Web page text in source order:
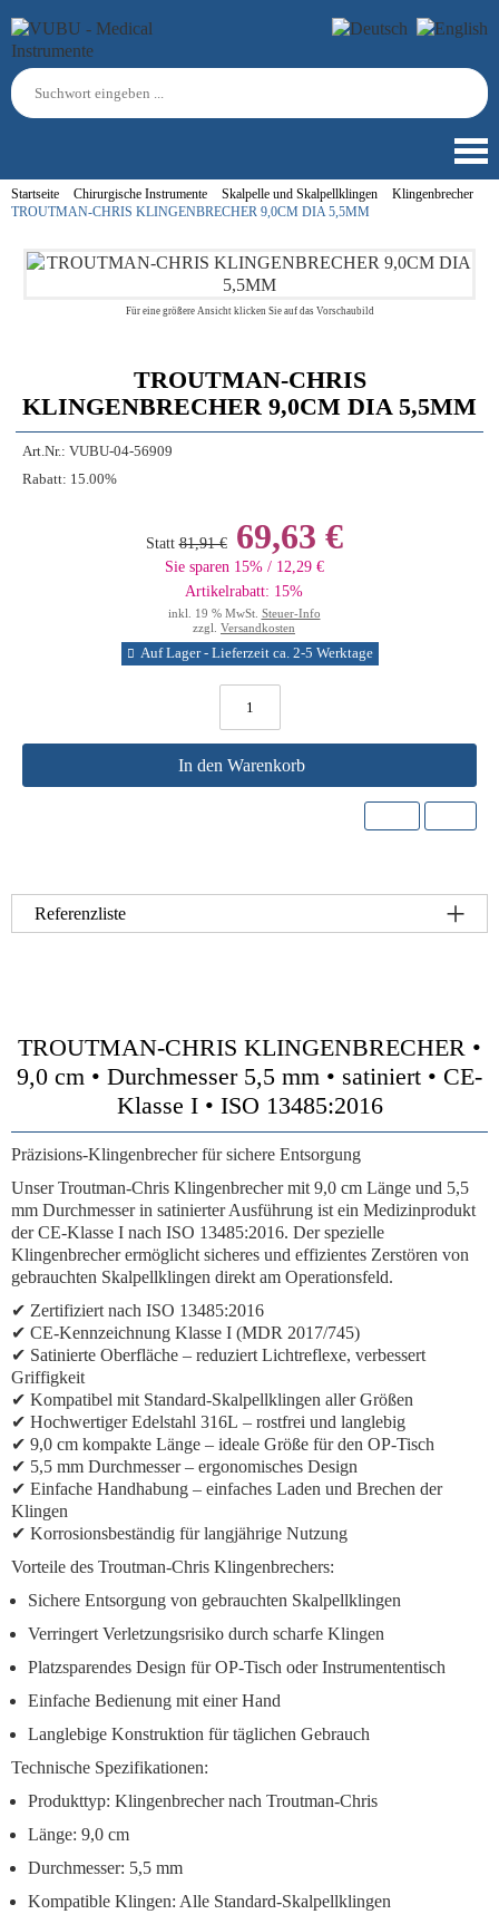
Startseite Chirurgische Instrumente Skalpelle und Skalpellklingen
Klingenbrecher
TROUTMAN-CHRIS KLINGENBRECHER 9,0CM DIA 5,5MM
Für eine größere Ansicht klicken Sie auf das Vorschaubild
TROUTMAN-CHRIS
KLINGENBRECHER 9,0CM DIA 5,5MM
Art.Nr.: VUBU-04-56909
Rabatt: 15.00%
Statt 81,91 €69,63 €
Sie sparen 15% / 12,29 €
Artikelrabatt: 15%
inkl. 19 % MwSt. Steuer-Info
zzgl. Versandkosten
Auf Lager - Lieferzeit ca. 2-5 Werktage
In den Warenkorb
Referenzliste
TROUTMAN-CHRIS KLINGENBRECHER •
9,0 cm • Durchmesser 5,5 mm • satiniert • CE-
Klasse I • ISO 13485:2016
Präzisions-Klingenbrecher für sichere Entsorgung
Unser Troutman-Chris Klingenbrecher mit 9,0 cm Länge und 5,5
mm Durchmesser in satinierter Ausführung ist ein Medizinprodukt
der CE-Klasse I nach ISO 13485:2016. Der spezielle
Klingenbrecher ermöglicht sicheres und effizientes Zerstören von
gebrauchten Skalpellklingen direkt am Operationsfeld.
✔ Zertifiziert nach ISO 13485:2016
✔ CE-Kennzeichnung Klasse I (MDR 2017/745)
✔ Satinierte Oberfläche – reduziert Lichtreflexe, verbessert
Griffigkeit
✔ Kompatibel mit Standard-Skalpellklingen aller Größen
✔ Hochwertiger Edelstahl 316L – rostfrei und langlebig
✔ 9,0 cm kompakte Länge – ideale Größe für den OP-Tisch
✔ 5,5 mm Durchmesser– ergonomisches Design
✔ Einfache Handhabung – einfaches Laden und Brechen der
Klingen
✔ Korrosionsbeständig für langjährige Nutzung
Vorteile des Troutman-Chris Klingenbrechers:
Sichere Entsorgung von gebrauchten Skalpellklingen
Verringert Verletzungsrisiko durch scharfe Klingen
Platzsparendes Design für OP-Tisch oder Instrumententisch
Einfache Bedienung mit einer Hand
Langlebige Konstruktion für täglichen Gebrauch
Technische Spezifikationen:
Produkttyp: Klingenbrecher nach Troutman-Chris
Länge: 9,0 cm
Durchmesser: 5,5 mm
Kompatible Klingen: Alle Standard-Skalpellklingen